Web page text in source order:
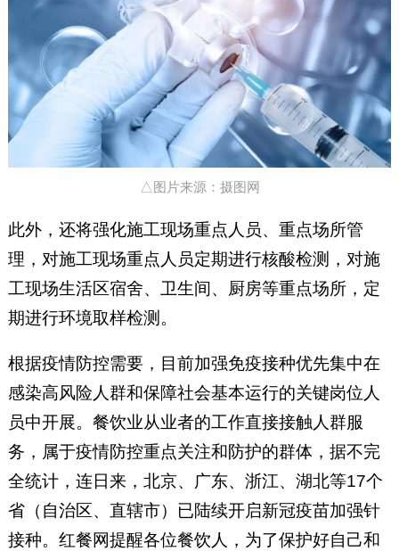
△图片来源：摄图网
此外，还将强化施工现场重点人员、重点场所管
理，对施工现场重点人员定期进行核酸检测，对施
工现场生活区宿舍、卫生间、厨房等重点场所，定
期进行环境取样检测。
根据疫情防控需要，目前加强免疫接种优先集中在
感染高风险人群和保障社会基本运行的关键岗位人
员中开展。餐饮业从业者的工作直接接触人群服
务，属于疫情防控重点关注和防护的群体，据不完
全统计，连日来，北京、广东、浙江、湖北等17个
省（自治区、直辖市）已陆续开启新冠疫苗加强针
接种。红餐网提醒各位餐饮人，为了保护好自己和